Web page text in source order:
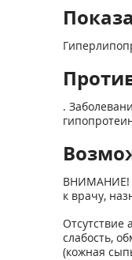
.
ВНИМАНИЕ!
к врачу,
Отсутствие
слабость,
(кожная